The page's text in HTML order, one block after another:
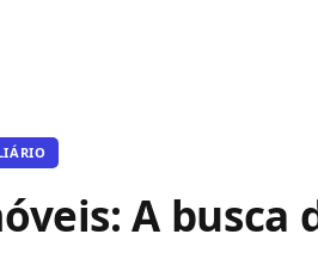
A busca